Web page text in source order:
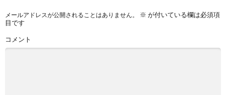
メールアドレスが公開されることはありません。 ※ が付いている欄は必須項
目です
コメント